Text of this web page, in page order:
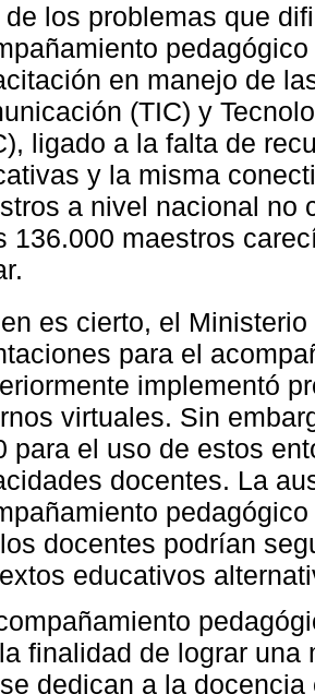
de los problemas que
en manejo de
(TIC) y
ligado a la falta de
y la misma
a nivel nacional no
136.000 maestros
es cierto, el
para el
implementó
virtuales. Sin
para el uso de estos
docentes. La
docentes podrían
educativos
finalidad de lograr
dedican a la